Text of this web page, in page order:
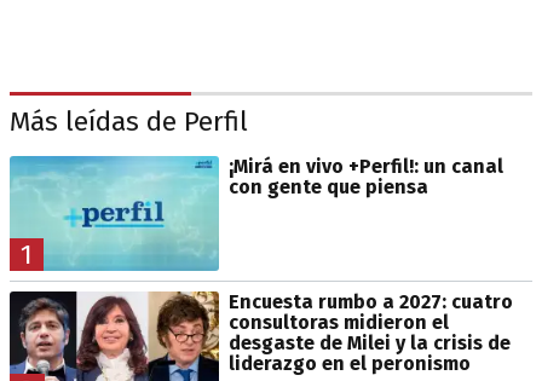
Más leídas de Perfil
1
¡Mirá en vivo +Perfil!: un canal
con gente que piensa
Encuesta rumbo a 2027: cuatro
consultoras midieron el
desgaste de Milei y la crisis de
liderazgo en el peronismo